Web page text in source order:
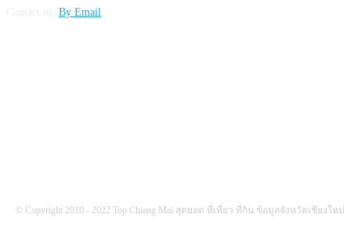
By Email
© Copyright 2010 - 2022 Top Chiang Mai สุดยอด ที่เที่ยว ที่กิน ข้อมูลจังหวัดเชียงใหม่